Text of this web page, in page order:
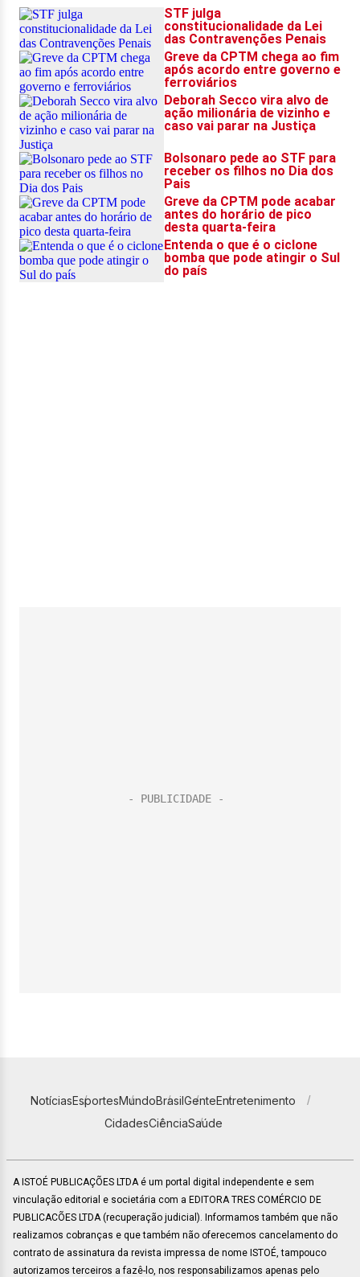
NotíciasEsportesMundoBrasilGenteEntretenimento
CidadesCiênciaSaúde
A ISTOÉ PUBLICAÇÕES LTDA é um portal digital independente e sem
vinculação editorial e societária com a EDITORA TRES COMÉRCIO DE
PUBLICACÕES LTDA (recuperação judicial). Informamos também que não
realizamos cobranças e que também não oferecemos cancelamento do
contrato de assinatura da revista impressa de nome ISTOÉ, tampouco
autorizamos terceiros a fazê-lo, nos responsabilizamos apenas pelo